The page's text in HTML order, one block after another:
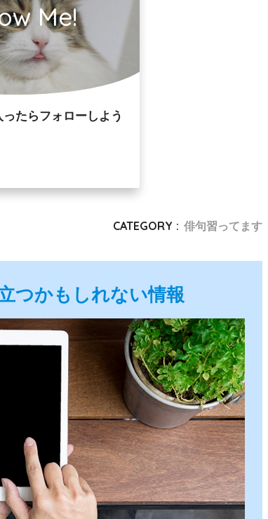
Me!
たらフォローしよう
CATEGORY : 俳句習ってます
つかもしれない情報